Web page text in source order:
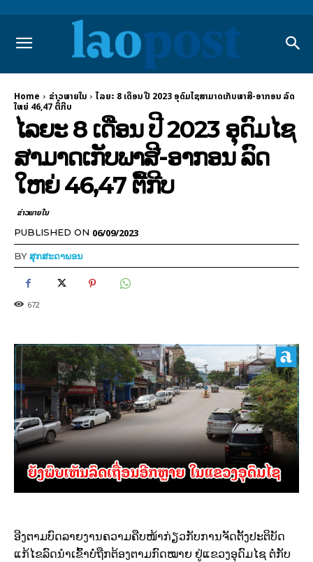
Home ຂ່າວພາຍ​ໃນ
ໄລຍະ 8 ເດືອນ ປີ 2023 ອຸດົມໄຊສາມາດເກັບພາສີ-ອາກອນ ລົດ
ໃຫຍ່ 46,47 ຕື້ກີບ
ໄລຍະ 8 ເດືອນ ປີ 2023 ອຸດົມໄຊ
ສາມາດເກັບພາສີ-ອາກອນ ລົດ
ໃຫຍ່ 46,47 ຕື້ກີບ
ຂ່າວພາຍ​ໃນ
PUBLISHED ON 06/09/2023
BYສຸກສະດາພອນ
672
ອີງຕາມບົດລາຍງານຄວາມຄືບໜ້າກ່ຽວກັບການຈັດຕັ້ງປະຕິບັດ
ແກ້ໄຂລົດນຳເຂົ້າບໍ່ຖືກຕ້ອງຕາມກົດໝາຍ ຢູ່ແຂວງອຸດົມໄຊ ຕໍ່ກັບ